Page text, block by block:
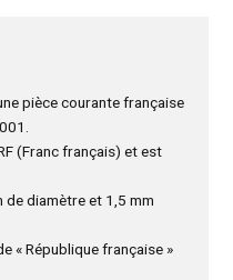
pièce courante française
(Franc français) et est
de diamètre et 1,5 mm
« République française »